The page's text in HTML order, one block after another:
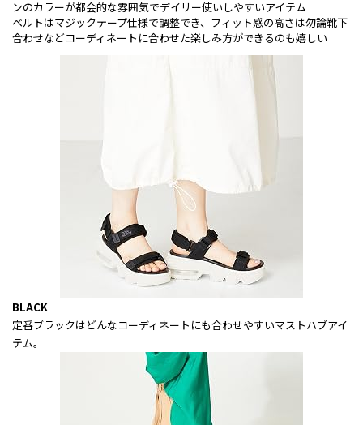
ンのカラーが都会的な雰囲気でデイリー使いしやすいアイテム
ベルトはマジックテープ仕様で調整でき、フィット感の高さは勿論靴下
合わせなどコーディネートに合わせた楽しみ方ができるのも嬉しい
BLACK
定番ブラックはどんなコーディネートにも合わせやすいマストハブアイ
テム。